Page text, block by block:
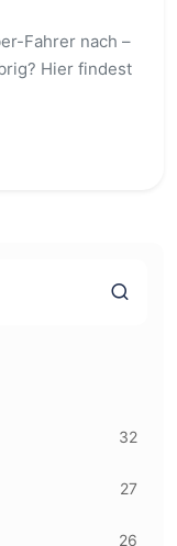
Fahrer nach –
Hier findest
32
27
26